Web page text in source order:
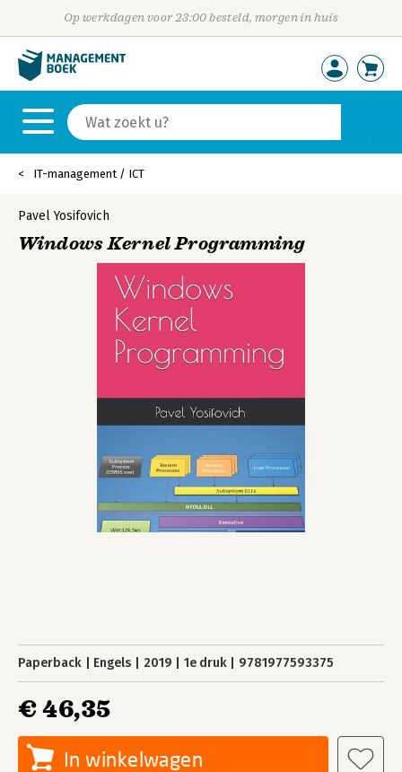
Op werkdagen voor 23:00 besteld, morgen in huis
IT-management / ICT
Pavel Yosifovich
Windows Kernel Programming
Paperback Engels 2019 1e druk 9781977593375
€ 46,35
In winkelwagen